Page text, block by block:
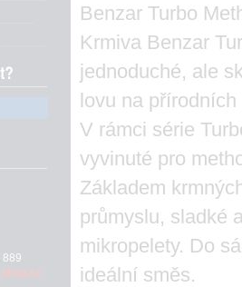
Benzar Turbo
Krmiva Benzar
jednoduché, ale
lovu na
V rámci série
vyvinuté pro
Základem
průmyslu, sladké
mikropelety. Do
ideální směs.
889